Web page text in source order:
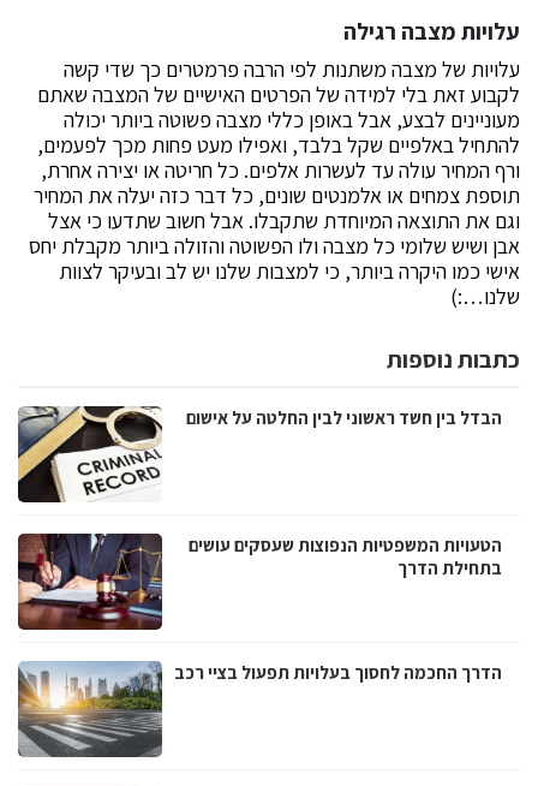
עלויות מצבה רגילה
עלויות של מצבה משתנות לפי הרבה פרמטרים כך שדי קשה
לקבוע זאת בלי למידה של הפרטים האישיים של המצבה שאתם
מעוניינים לבצע, אבל באופן כללי מצבה פשוטה ביותר יכולה
להתחיל באלפיים שקל בלבד, ואפילו מעט פחות מכך לפעמים,
ורף המחיר עולה עד לעשרות אלפים. כל חריטה או יצירה אחרת,
תוספת צמחים או אלמנטים שונים, כל דבר כזה יעלה את המחיר
וגם את התוצאה המיוחדת שתקבלו. אבל חשוב שתדעו כי אצל
אבן ושיש שלומי כל מצבה ולו הפשוטה והזולה ביותר מקבלת יחס
אישי כמו היקרה ביותר, כי למצבות שלנו יש לב ובעיקר לצוות
שלנו…:)
כתבות נוספות
הבדל בין חשד ראשוני לבין החלטה על אישום
הטעויות המשפטיות הנפוצות שעסקים עושים
בתחילת הדרך
הדרך החכמה לחסוך בעלויות תפעול בציי רכב